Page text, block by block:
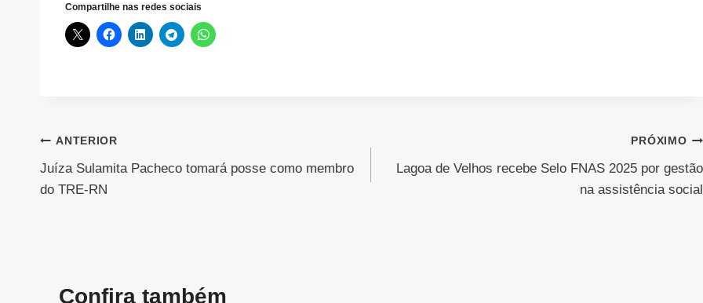
Compartilhe nas redes sociais
Navegação
de
ANTERIOR
Juíza Sulamita Pacheco tomará posse como membro
do TRE-RN
PRÓXIMO
Lagoa de Velhos recebe Selo FNAS 2025 por gestão
na assistência social
Confira também